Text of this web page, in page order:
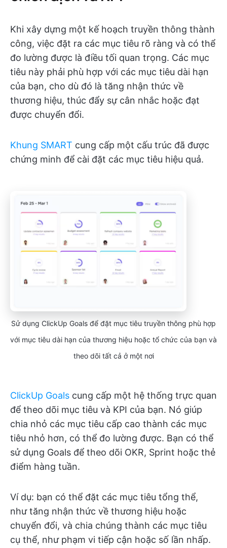
Khi xây dựng một kế hoạch truyền thông thành
công, việc đặt ra các mục tiêu rõ ràng và có thể
đo lường được là điều tối quan trọng. Các mục
tiêu này phải phù hợp với các mục tiêu dài hạn
của bạn, cho dù đó là tăng nhận thức về
thương hiệu, thúc đẩy sự cân nhắc hoặc đạt
được chuyển đổi.
Khung SMART cung cấp một cấu trúc đã được
chứng minh để cài đặt các mục tiêu hiệu quả.
Sử dụng ClickUp Goals để đặt mục tiêu truyền thông phù hợp
với mục tiêu dài hạn của thương hiệu hoặc tổ chức của bạn và
theo dõi tất cả ở một nơi
ClickUp Goals cung cấp một hệ thống trực quan
để theo dõi mục tiêu và KPI của bạn. Nó giúp
chia nhỏ các mục tiêu cấp cao thành các mục
tiêu nhỏ hơn, có thể đo lường được. Bạn có thể
sử dụng Goals để theo dõi OKR, Sprint hoặc thẻ
điểm hàng tuần.
Ví dụ: bạn có thể đặt các mục tiêu tổng thể,
như tăng nhận thức về thương hiệu hoặc
chuyển đổi, và chia chúng thành các mục tiêu
cụ thể, như phạm vi tiếp cận hoặc số lần nhấp.